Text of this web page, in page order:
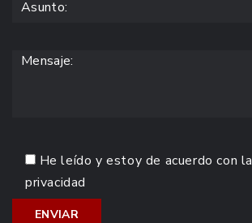
He leído y estoy de acuerdo con la
privacidad